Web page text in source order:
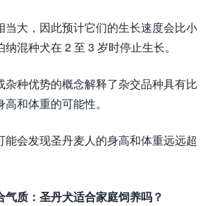
当大，因此预计它们的生长速度会比小
混种犬在 2 至 3 岁时停止生长。
杂种优势的概念解释了杂交品种具有比
和体重的可能性。
能会发现圣丹麦人的身高和体重远远超
气质：圣丹犬适合家庭饲养吗？